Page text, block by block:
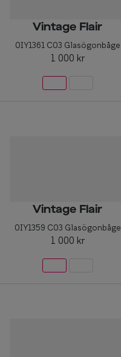
Vintage Flair
0IY1361 C03 Glasögonbåge
1 000 kr
Vintage Flair
0IY1359 C03 Glasögonbåge
1 000 kr